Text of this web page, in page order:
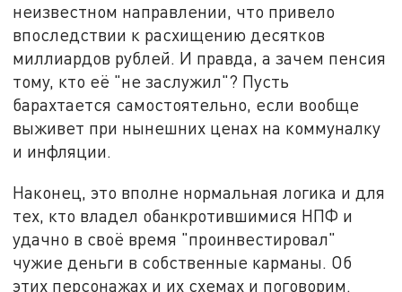
неизвестном направлении, что привело
впоследствии к расхищению десятков
миллиардов рублей. И правда, а зачем пенсия
тому, кто её "не заслужил"? Пусть
барахтается самостоятельно, если вообще
выживет при нынешних ценах на коммуналку
и инфляции.
Наконец, это вполне нормальная логика и для
тех, кто владел обанкротившимися НПФ и
удачно в своё время "проинвестировал"
чужие деньги в собственные карманы. Об
этих персонажах и их схемах и поговорим.